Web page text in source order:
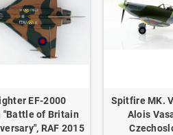
EF-2000
"Battle of Britain
RAF 2015
Spitfire MK.
Alois